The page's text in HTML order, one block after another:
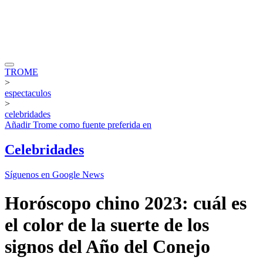
TROME
>
espectaculos
>
celebridades
AñadirTrome como fuente preferida en
Celebridades
Síguenos en Google News
Horóscopo chino 2023: cuál es
el color de la suerte de los
signos del Año del Conejo